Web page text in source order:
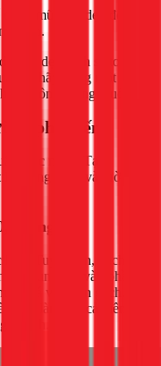
mũi đục dẹp để
hơn.
dọn dẹp sạch sẽ toàn
tay, hãy dùng một ít
không mong muốn.
phổ biến
khác nhau. Tại
tường gạch và tường
tường 20)
Tuy nhiên, gạch
tập trung lực vào phần
phá vỡ phần gạch.
làm nứt cả viên
quanh.